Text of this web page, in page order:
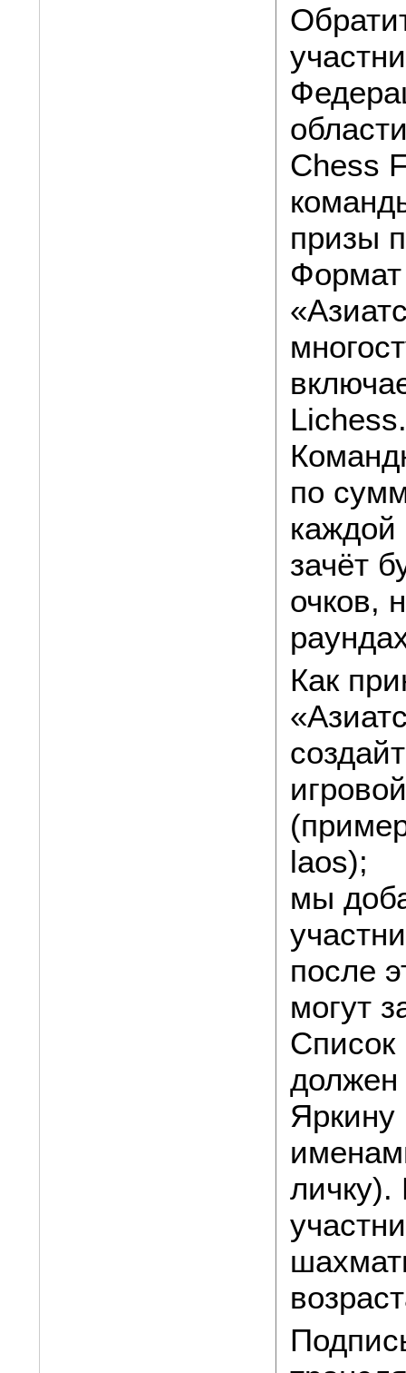
Chess
призы
Формат
по
зачёт
очков,
Как
laos);
мы
после
могут
Список
должен
Яркину
личку).